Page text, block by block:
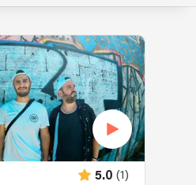
5.0 (1)